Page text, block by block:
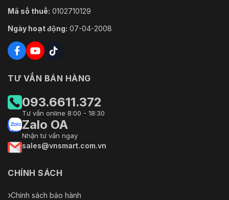
Mã số thuế: 0102710129
Ngày hoạt động: 07-04-2008
TƯ VẤN BÁN HÀNG
093.6611.372
Tư vấn online 8:00 - 18:30
Zalo OA
Nhận tư vấn ngay
sales@vnsmart.com.vn
CHÍNH SÁCH
Chính sách bảo hành